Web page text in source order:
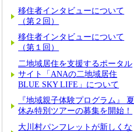
移住者インタビューについて
（第２回）
移住者インタビューについて
（第１回）
二地域居住を支援するポータル
サイト「ANAの二地域居住
BLUE SKY LIFE」について
『地域親子体験プログラム』 夏
休み特別ツアーの募集を開始！
大川村パンフレットが新しくな